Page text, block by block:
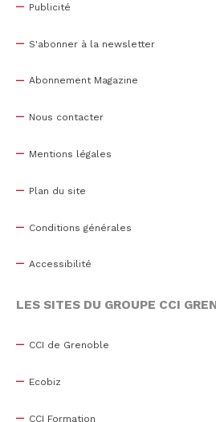
Publicité
S'abonner à la newsletter
Abonnement Magazine
Nous contacter
Mentions légales
Plan du site
Conditions générales
Accessibilité
LES SITES DU GROUPE CCI
CCI de Grenoble
Ecobiz
CCI Formation